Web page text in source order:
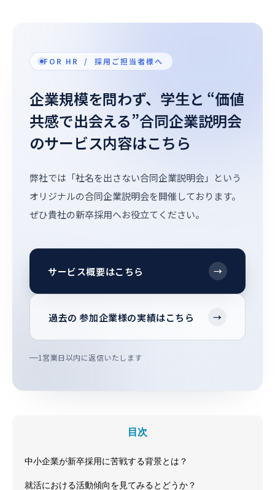
FOR HR / 採用ご担当者様へ
企業規模を問わず、学生と “価値
共感で出会える”合同企業説明会
のサービス内容はこちら
弊社では「社名を出さない合同企業説明会」という
オリジナルの合同企業説明会を開催しております。
ぜひ貴社の新卒採用へお役立てください。
サービス概要はこちら →
過去の 参加企業様の実績はこちら →
1営業日以内に返信いたします
目次
中小企業が新卒採用に苦戦する背景とは？
就活における活動傾向を見てみるとどうか？